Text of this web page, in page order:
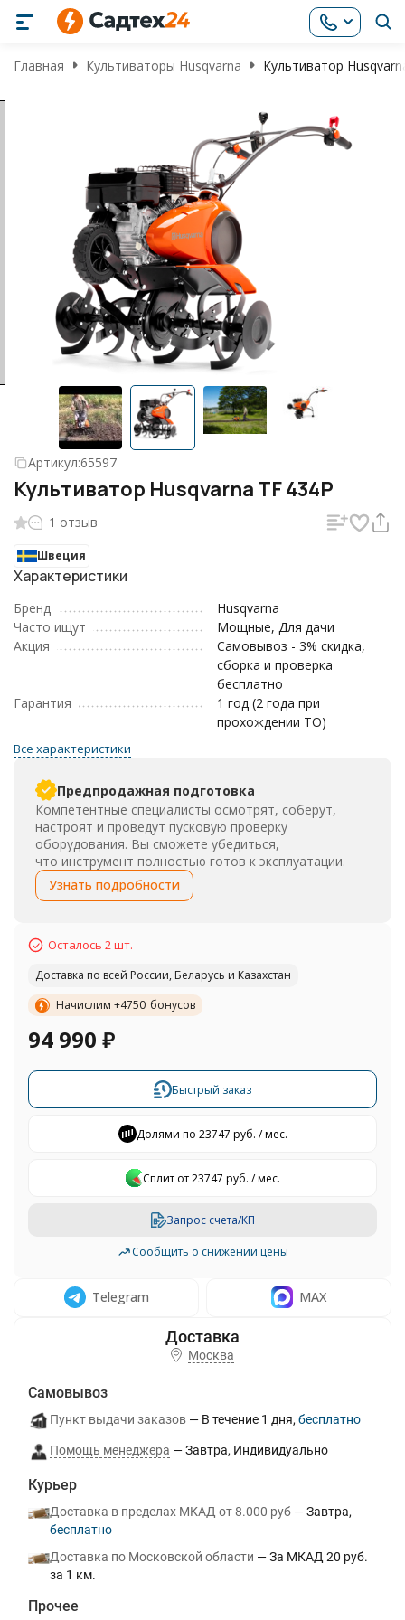
Главная Культиваторы Husqvarna Культиватор
Артикул:65597
Культиватор Husqvarna TF 434P
1 отзыв
Швеция
Характеристики
Бренд
Husqvarna
Часто ищут
Мощные, Для дачи
Акция
Самовывоз - 3% скидка,
сборка и проверка
бесплатно
Гарантия
1 год (2 года при
прохождении ТО)
Все характеристики
Предпродажная подготовка
Компетентные специалисты осмотрят, соберут,
настроят и проведут пусковую проверку
оборудования. Вы сможете убедиться,
что инструмент полностью готов к эксплуатации.
Узнать подробности
Осталось 2 шт.
Доставка по всей России, Беларусь и Казахстан
Начислим +4750 бонусов
94 990 ₽
Быстрый заказ
Долями по 23747 руб. / мес.
Сплит от 23747 руб. / мес.
Запрос счета/КП
Сообщить о снижении цены
Telegram MAX
Москва
Самовывоз
Пункт выдачи заказов В течение 1 дня Бесплатно
Помощь менеджера Завтра Индивидуально
Курьер
Доставка в пределах МКАД от 8.000 руб
Завтра
Бесплатно
Доставка по Московской области
За МКАД 20 руб.
за 1 км.
Прочее